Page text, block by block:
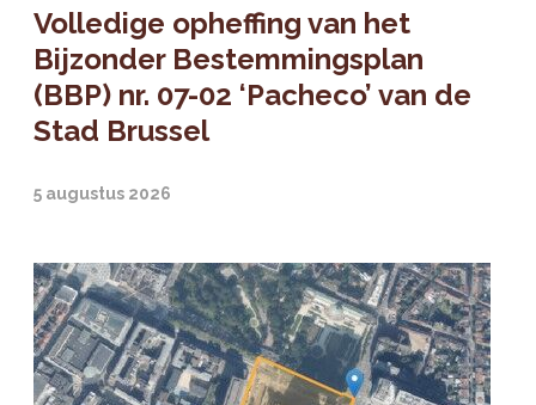
Volledige opheffing van het
Bijzonder Bestemmingsplan
(BBP) nr. 07-02 ‘Pacheco’ van de
Stad Brussel
5 augustus 2026